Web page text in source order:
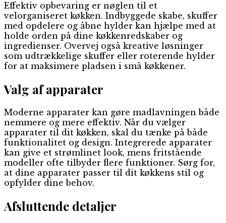
Effektiv opbevaring er nøglen til et
velorganiseret køkken. Indbyggede skabe, skuffer
med opdelere og åbne hylder kan hjælpe med at
holde orden på dine køkkenredskaber og
ingredienser. Overvej også kreative løsninger
som udtrækkelige skuffer eller roterende hylder
for at maksimere pladsen i små køkkener.
Valg af apparater
Moderne apparater kan gøre madlavningen både
nemmere og mere effektiv. Når du vælger
apparater til dit køkken, skal du tænke på både
funktionalitet og design. Integrerede apparater
kan give et strømlinet look, mens fritstående
modeller ofte tilbyder flere funktioner. Sørg for,
at dine apparater passer til dit køkkens stil og
opfylder dine behov.
Afsluttende detaljer